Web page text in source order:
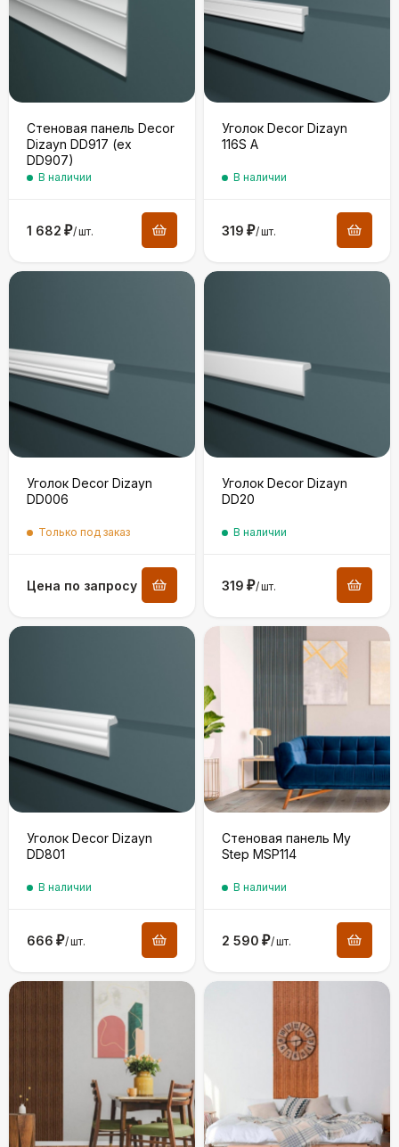
Стеновая панель Decor
Dizayn DD917 (ex
DD907)
В наличии
1 682 ₽/шт.
Уголок Decor Dizayn
116S A
В наличии
319 ₽/шт.
Уголок Decor Dizayn
DD006
Только под заказ
Цена по запросу
Уголок Decor Dizayn
DD20
В наличии
319 ₽/шт.
Уголок Decor Dizayn
DD801
В наличии
666 ₽/шт.
Стеновая панель My
Step MSP114
В наличии
2 590 ₽/шт.